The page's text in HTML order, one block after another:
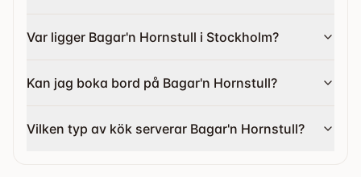
Var ligger Bagar'n Hornstull i Stockholm?
Kan jag boka bord på Bagar'n Hornstull?
Vilken typ av kök serverar Bagar'n Hornstull?